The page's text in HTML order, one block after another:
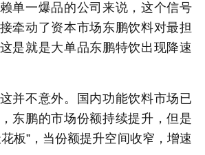
单一爆品的公司来说，这个信号
牵动了资本市场东鹏饮料对最担
是就是大单品东鹏特饮出现降速
并不意外。国内功能饮料市场已
东鹏的市场份额持续提升，但是
板”，当份额提升空间收窄，增速